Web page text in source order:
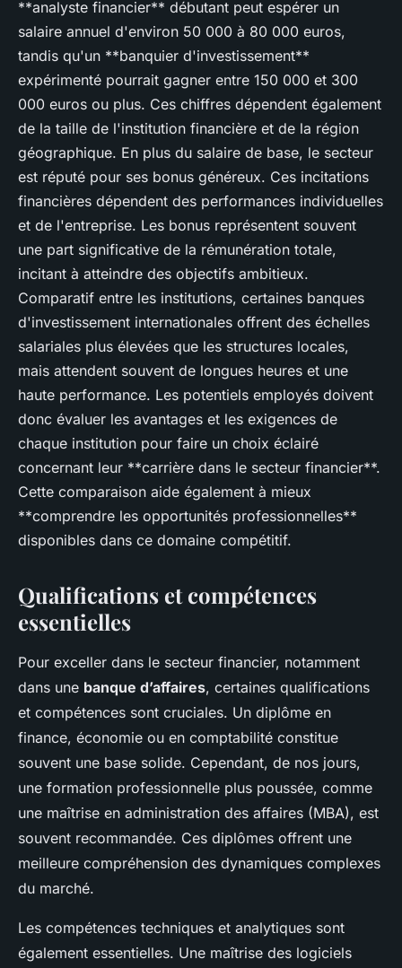
**analyste financier** débutant peut espérer un
salaire annuel d'environ 50 000 à 80 000 euros,
tandis qu'un **banquier d'investissement**
expérimenté pourrait gagner entre 150 000 et 300
000 euros ou plus. Ces chiffres dépendent également
de la taille de l'institution financière et de la région
géographique. En plus du salaire de base, le secteur
est réputé pour ses bonus généreux. Ces incitations
financières dépendent des performances individuelles
et de l'entreprise. Les bonus représentent souvent
une part significative de la rémunération totale,
incitant à atteindre des objectifs ambitieux.
Comparatif entre les institutions, certaines banques
d'investissement internationales offrent des échelles
salariales plus élevées que les structures locales,
mais attendent souvent de longues heures et une
haute performance. Les potentiels employés doivent
donc évaluer les avantages et les exigences de
chaque institution pour faire un choix éclairé
concernant leur **carrière dans le secteur financier**.
Cette comparaison aide également à mieux
**comprendre les opportunités professionnelles**
disponibles dans ce domaine compétitif.
Qualifications et compétences
essentielles
Pour exceller dans le secteur financier, notamment
dans une banque d’affaires, certaines qualifications
et compétences sont cruciales. Un diplôme en
finance, économie ou en comptabilité constitue
souvent une base solide. Cependant, de nos jours,
une formation professionnelle plus poussée, comme
une maîtrise en administration des affaires (MBA), est
souvent recommandée. Ces diplômes offrent une
meilleure compréhension des dynamiques complexes
du marché.
Les compétences techniques et analytiques sont
également essentielles. Une maîtrise des logiciels